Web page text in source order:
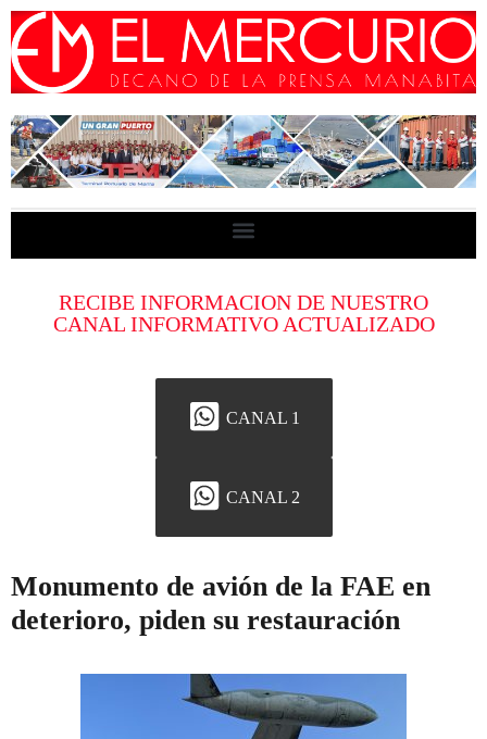
RECIBE INFORMACION DE NUESTRO
CANAL INFORMATIVO ACTUALIZADO
CANAL 1
CANAL 2
Monumento de avión de la FAE en
deterioro, piden su restauración